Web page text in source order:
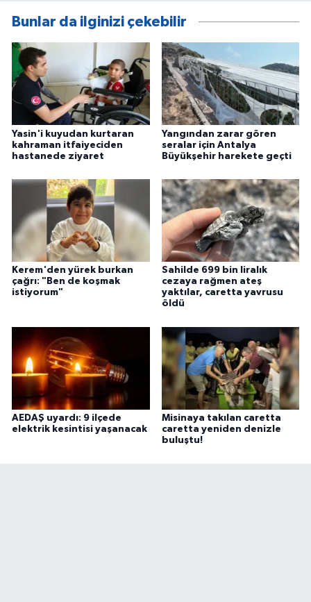
Bunlar da ilginizi çekebilir
Yasin'i kuyudan kurtaran
kahraman itfaiyeciden
hastanede ziyaret
Yangından zarar gören
seralar için Antalya
Büyükşehir harekete geçti
Kerem'den yürek burkan
çağrı: "Ben de koşmak
istiyorum"
Sahilde 699 bin liralık
cezaya rağmen ateş
yaktılar, caretta yavrusu
öldü
AEDAŞ uyardı: 9 ilçede
elektrik kesintisi yaşanacak
Misinaya takılan caretta
caretta yeniden denizle
buluştu!